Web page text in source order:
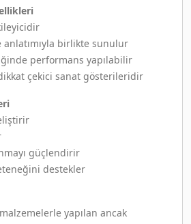
anlatımıyla birlikte sunulur
performans yapılabilir
çekici sanat gösterileridir
güçlendirir
destekler
yapılan ancak